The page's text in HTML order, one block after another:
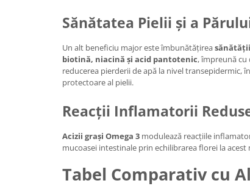
Sănătatea Pielii și a
Un alt beneficiu major este îmbunătățirea
biotină, niacină și acid pantotenic, împreună
reducerea pierderii de apă la nivel transepidermic,
protectoare al pielii.
Reacții Inflamatorii
Acizii grași Omega 3 modulează reacțiile
mucoasei intestinale prin echilibrarea florei la acest
Tabel Comparativ cu